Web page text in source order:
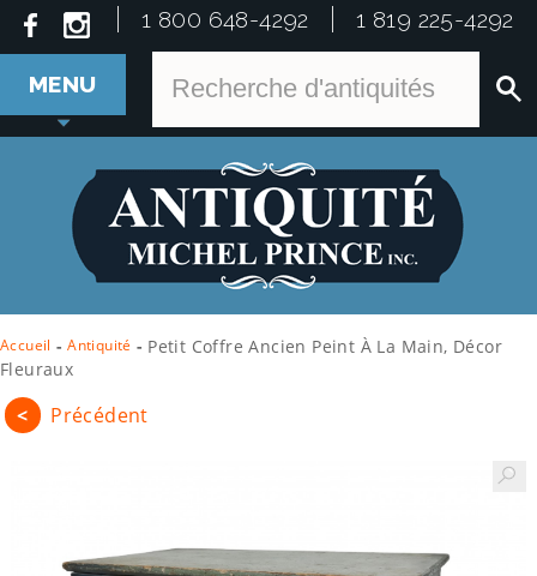
1 800 648-4292 1 819 225-4292
MENU
Accueil - Antiquité - Petit Coffre Ancien Peint À La Main, Décor
Fleuraux
< Précédent